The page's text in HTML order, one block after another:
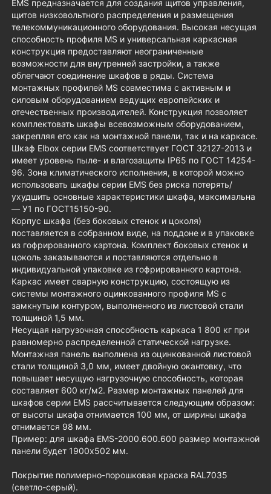
EMS предназначается для создания щитов управления,
щитов низковольтного распределения и размещения
телекоммуникационного оборудования. Высокая несущая
способность профиля MS и универсальная каркасная
конструкция предоставляют неограниченные
возможности для внутренней застройки, а также
облегчают соединение шкафов в ряды. Система
монтажных профилей MS совместима с активным и
силовым оборудованием ведущих европейских и
отечественных производителей. Конструкция позволяет
комплектовать шкафы всевозможным оборудованием,
закрепляя его как на монтажной панели, так и на каркасе.
Шкаф Elbox серии EMS соответствует ГОСТ 32127-2013 и
имеет уровень пыле- и влагозащиты IP65 по ГОСТ 14254-
96. Зона климатического исполнения, в которой можно
использовать шкафы серии EMS без риска потерять/
ухудшить основные характеристики шкафа, максимальна
— У1 по ГОСТ15150-90.
Корпус шкафа (без боковых стенок и цоколя)
поставляется в собранном виде, на поддоне и в упаковке
из гофрированного картона. Комплект боковых стенок и
цоколь заказываются и поставляются отдельно в
индивидуальной упаковке из гофрированного картона.
Каркас имеет сварную конструкцию, состоящую из
системы монтажного оцинкованного профиля MS с
замкнутым контуром, выполненного из листовой стали
толщиной 1,5 мм.
Несущая нагрузочная способность каркаса 1 800 кг при
равномерно распределенной статической нагрузке.
Монтажная панель выполнена из оцинкованной листовой
стали толщиной 3,0 мм, имеет двойную окантовку, что
повышает несущую нагрузочную способность, которая
составляет 600 кг/м2. Размер монтажных панелей для
шкафов серии EMS рассчитывается следующим образом:
от высоты шкафа отнимается 100 мм, от ширины шкафа
отнимается 98 мм.
Пример: для шкафа EMS-2000.600.600 размер монтажной
панели будет 1900х502 мм.
Покрытие полимерно-порошковая краска RAL7035
(светло-серый).